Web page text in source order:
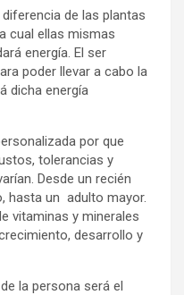
de las plantas
cual ellas mismas
energía. El ser
poder llevar a cabo la
dicha energía
por que
tolerancias y
Desde un recién
hasta un adulto mayor.
vitaminas y minerales
desarrollo y
la persona será el